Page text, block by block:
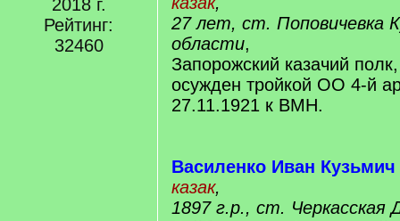
2018 г.
Рейтинг:
32460
27 лет, ст. Поповичевка
области,
Запорожский казачий полк,
осужден тройкой ОО 4-й
27.11.1921 к ВМН.
Василенко Иван Кузьмич
казак,
1897 г.р., ст. Черкасская